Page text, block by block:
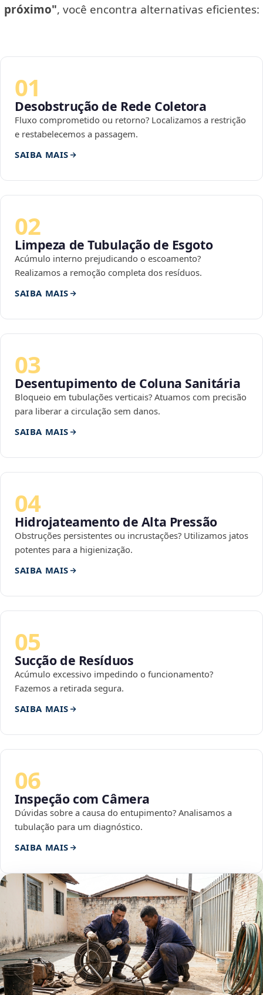
próximo", você encontra alternativas eficientes:
01
Desobstrução de Rede Coletora
Fluxo comprometido ou retorno? Localizamos a restrição
e restabelecemos a passagem.
SAIBA MAIS
02
Limpeza de Tubulação de Esgoto
Acúmulo interno prejudicando o escoamento?
Realizamos a remoção completa dos resíduos.
SAIBA MAIS
03
Desentupimento de Coluna Sanitária
Bloqueio em tubulações verticais? Atuamos com precisão
para liberar a circulação sem danos.
SAIBA MAIS
04
Hidrojateamento de Alta Pressão
Obstruções persistentes ou incrustações? Utilizamos jatos
potentes para a higienização.
SAIBA MAIS
05
Sucção de Resíduos
Acúmulo excessivo impedindo o funcionamento?
Fazemos a retirada segura.
SAIBA MAIS
06
Inspeção com Câmera
Dúvidas sobre a causa do entupimento? Analisamos a
tubulação para um diagnóstico.
SAIBA MAIS